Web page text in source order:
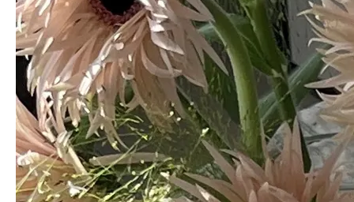
투명한 유리 화기는 생화의 줄기를 그대로 드러내 싱그러움을 감상할
수 있으며, 시원하고 개방적인 분위기를 연출합니다. 또한, 물의 오염
도를 쉽게 확인해 빠른 교체와 관리가 가능해 절화의 관상 기간을 늘릴
수 있습니다.